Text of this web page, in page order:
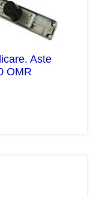
Aste
OMR